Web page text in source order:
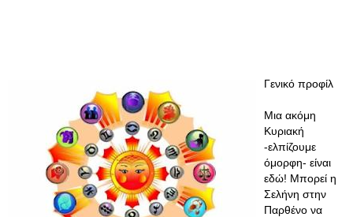
Γενικό προφίλ
Μια ακόμη
Κυριακή
-ελπίζουμε
όμορφη- είναι
εδώ! Μπορεί η
Σελήνη στην
Παρθένο να